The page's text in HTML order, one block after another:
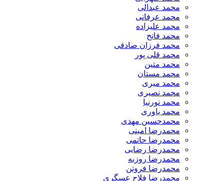
محمد عبدالی
محمد عرفانی
محمد علیزاده
محمد فاتح
محمد فرزان صادقی
محمد قلی پور
محمد متین
محمد مستان
محمد میری
محمد نصیری
محمد نورنیا
محمد یاوری
محمدحسین مهدی
محمدرضا امینی
محمدرضا حاتمی
محمدرضا رضایی
محمدرضا روزبه
محمدرضا فروتن
محمدرضا فلاح عسگری